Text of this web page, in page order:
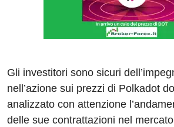
Gli investitori sono sicuri
nell’azione sui prezzi di Polkadot
analizzato con attenzione
delle sue contrattazioni nel